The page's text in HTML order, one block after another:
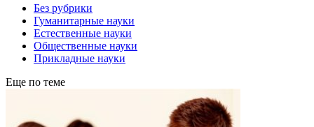
Без рубрики
Гуманитарные науки
Естественные науки
Общественные науки
Прикладные науки
Еще по теме